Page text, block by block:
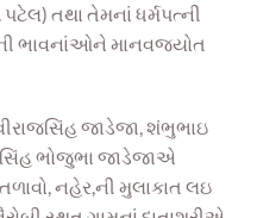
તથા તેમનાં ધર્મપત્ની
ભાવનાંઓને માનવજ્યોત
જાડેજા, શંભુભાઇ
ભોજુભા જાડેજાએ
તળાવો, નહેર,ની મુલાકાત લઇ